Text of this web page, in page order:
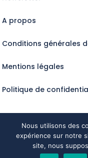
A propos
Conditions générales
Mentions légales
Politique de
Tous droits réservés
Nous utilisons des
expérience sur notre
site, nous